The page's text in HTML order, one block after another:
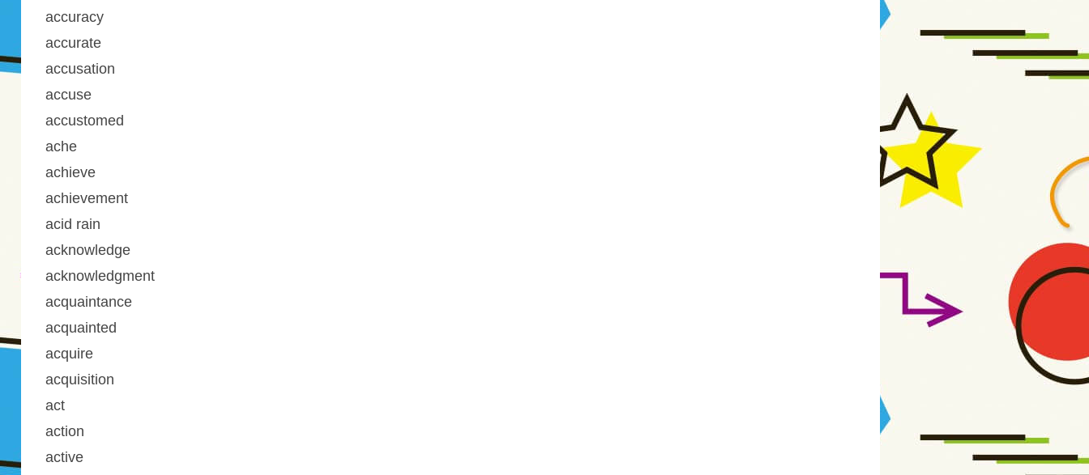
accuracy
accurate
accusation
accuse
accustomed
ache
achieve
achievement
acid rain
acknowledge
acknowledgment
acquaintance
acquainted
acquire
acquisition
act
action
active